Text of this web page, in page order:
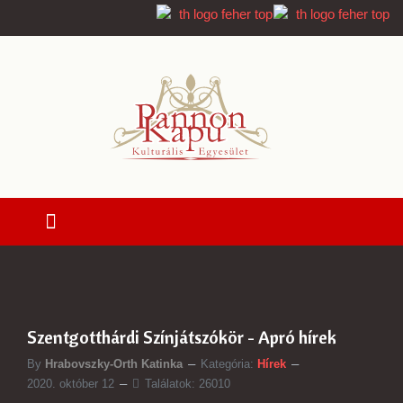
Szentgotthárdi Színjátszókör - Apró hírek
By Hrabovszky-Orth Katinka Kategória: Hírek
2020. október 12
Találatok: 26010